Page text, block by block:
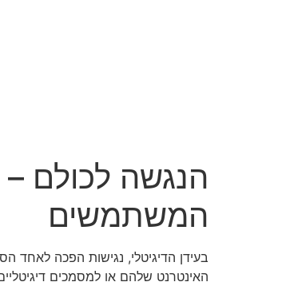
הנגשה לכולם –
המשתמשים
בעידן הדיגיטלי, נגישות הפכה לאחד
האינטרנט שלהם או למסמכים